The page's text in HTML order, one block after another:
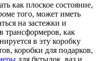
как плоское состояние,
того, может иметь
на застежки и
трансформеров, как
в эту коробку
коробки для подарков,
для бутылок, ваз и